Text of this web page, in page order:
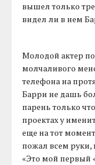
вышел только
видел ли в нем
Молодой актер
молчаливого
телефона на
Барри не дашь
парень только
проектах у
еще на тот
пожал всем руки,
«Это мой первый